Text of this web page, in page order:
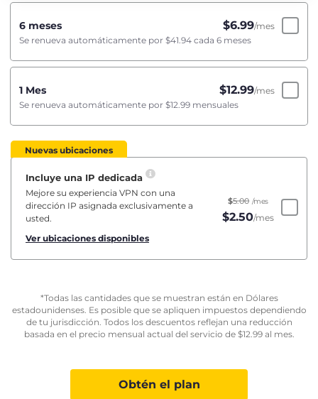
6 meses $6.99/mes
Se renueva automáticamente por $41.94 cada 6 meses
1 Mes $12.99/mes
Se renueva automáticamente por $12.99 mensuales
Nuevas ubicaciones
Incluye una IP dedicada
Mejore su experiencia VPN con una
dirección IP asignada exclusivamente a
usted.
Ver ubicaciones disponibles
$5.00 /mes
$2.50/mes
*Todas las cantidades que se muestran están en Dólares
estadounidenses. Es posible que se apliquen impuestos dependiendo
de tu jurisdicción. Todos los descuentos reflejan una reducción
basada en el precio mensual actual del servicio de $12.99al mes.
Obtén el plan